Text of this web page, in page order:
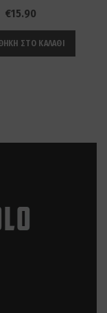
€15.90
ΣΤΟ ΚΑΛΆΘΙ